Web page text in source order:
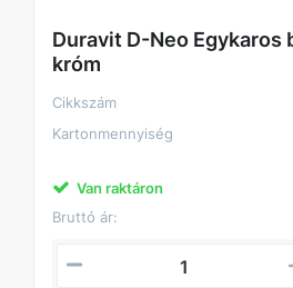
Duravit D-Neo Egykaros
króm
Cikkszám
Kartonmennyiség
Van raktáron
Bruttó ár: